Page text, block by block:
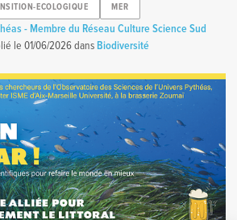
ECOLOGIQUE MER
- Membre du Réseau Culture Science Sud
le01/06/2026dans Biodiversité